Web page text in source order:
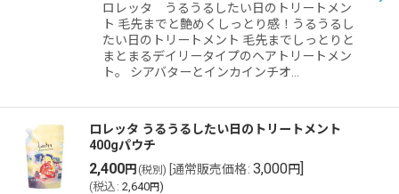
ロレッタ うるうるしたい日のトリートメン
ト 毛先までと艶めくしっとり感！うるうるし
たい日のトリートメント 毛先までしっとりと
まとまるデイリータイプのヘアトリートメン
ト。 シアバターとインカインチオ…
ロレッタ うるうるしたい日のトリートメント
400gパウチ
2,400円 (税別) 通常販売価格: 3,000円]
(税込 : 2,640円)